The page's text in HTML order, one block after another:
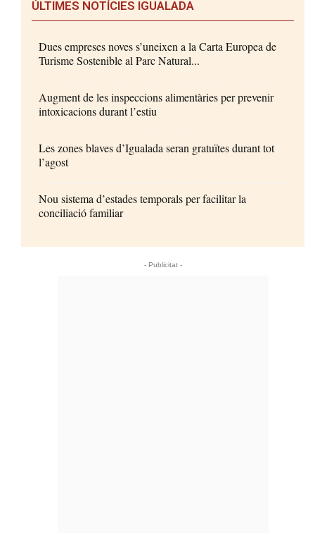
ÚLTIMES NOTÍCIES IGUALADA
Dues empreses noves s’uneixen a la Carta Europea de
Turisme Sostenible al Parc Natural...
Augment de les inspeccions alimentàries per prevenir
intoxicacions durant l’estiu
Les zones blaves d’Igualada seran gratuïtes durant tot
l’agost
Nou sistema d’estades temporals per facilitar la
conciliació familiar
- Publicitat -